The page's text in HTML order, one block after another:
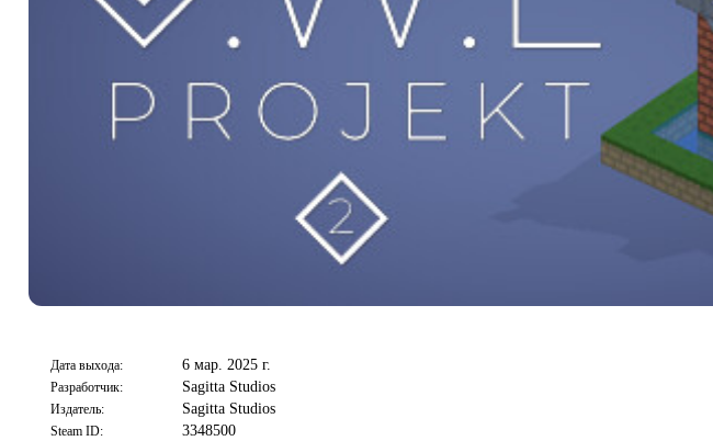
Дата выхода: 6 мар. 2025 г.
Разработчик: Sagitta Studios
Издатель: Sagitta Studios
Steam ID: 3348500